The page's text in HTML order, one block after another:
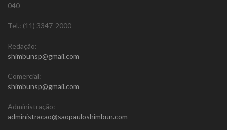
040
Tel.: (11) 3347-2000
Redação:
shimbunsp@gmail.com
Comercial:
shimbunsp@gmail.com
Administração:
administracao@saopauloshimbun.com